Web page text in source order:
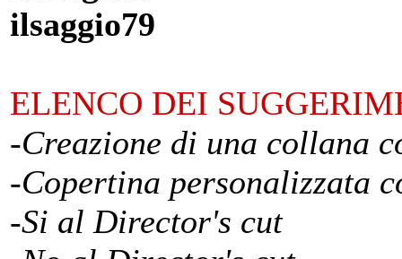
ilsaggio79
ELENCO DEI
-Creazione di una collana
-Copertina personalizzata
-Si al Director's cut